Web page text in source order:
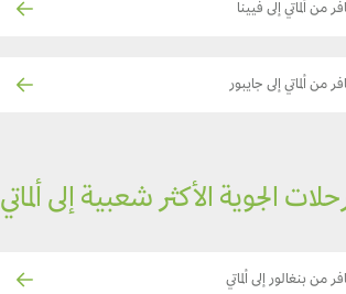
من ألماتي إلى فيينا
من ألماتي إلى جايبور
الجوية الأكثر شعبية إلى ألماتي
من بنغالور إلى ألماتي